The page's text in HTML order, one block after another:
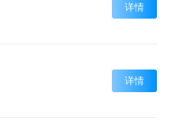
详情
详情